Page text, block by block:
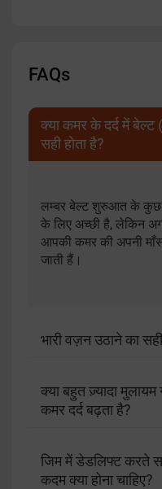
FAQs
क्या कमर के दर्द में
सही होता है?
लम्बर बेल्ट शुरुआत के कुछ
के लिए अच्छी है, लेकिन
आपकी कमर की अपनी
जाती हैं।
भारी वज़न उठाने का
क्या बहुत ज़्यादा
कमर दर्द बढ़ता है?
जिम में डेडलिफ्ट करते
कदम क्या होना चाहिए?